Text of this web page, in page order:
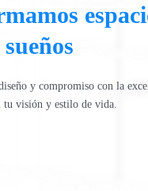
y compromiso con la
tu visión y estilo de vida.